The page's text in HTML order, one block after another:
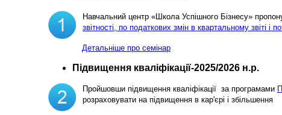
Навчальний центр «Школа Успішного Бізнесу»
звітності, по податкових змін в квартальному звіті і
Детальніше про семінар
Підвищення кваліфікації-2025/2026 н.р.
Пройшовши підвищення кваліфікації за програмами
розраховувати на підвищення в кар'єрі і